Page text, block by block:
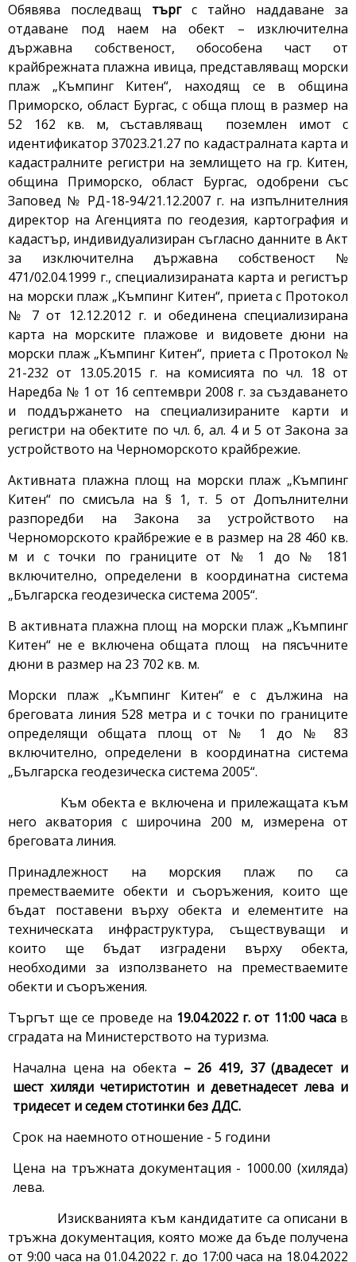
Обявява последващ търгс тайно наддаване за
отдаване под наем на обект – изключителна
държавна собственост, обособена част от
крайбрежната плажна ивица, представляващ морски
плаж „Къмпинг Китен“, находящ се в община
Приморско, област Бургас, с обща площ в размер на
52 162 кв. м, съставляващ поземлен имот с
идентификатор 37023.21.27 по кадастралната карта и
кадастралните регистри на землището на гр. Китен,
община Приморско, област Бургас, одобрени със
Заповед № РД-18-94/21.12.2007 г. на изпълнителния
директор на Агенцията по геодезия, картография и
кадастър, индивидуализиран съгласно данните в Акт
за изключителна държавна собственост №
471/02.04.1999 г., специализираната карта и регистър
на морски плаж „Къмпинг Китен“, приета с Протокол
№ 7 от 12.12.2012 г. и обединена специализирана
карта на морските плажове и видовете дюни на
морски плаж „Къмпинг Китен“, приета с Протокол №
21-232 от 13.05.2015 г. на комисията по чл. 18 от
Наредба № 1 от 16 септември 2008 г. за създаването
и поддържането на специализираните карти и
регистри на обектите по чл. 6, ал. 4 и 5 от Закона за
устройството на Черноморското крайбрежие.
Активната плажна площ на морски плаж „Къмпинг
Китен“ по смисъла на § 1, т. 5 от Допълнителни
разпоредби на Закона за устройството на
Черноморското крайбрежие е в размер на 28 460 кв.
м и с точки по границите от № 1 до № 181
включително, определени в координатна система
„Българска геодезическа система 2005“.
В активната плажна площ на морски плаж „Къмпинг
Китен“ не е включена общата площ на пясъчните
дюни в размер на 23 702 кв. м.
Морски плаж „Къмпинг Китен“ е с дължина на
бреговата линия 528 метра и с точки по границите
определящи общата площ от № 1 до № 83
включително, определени в координатна система
„Българска геодезическа система 2005“.
Към обекта е включена и прилежащата към
него акватория с широчина 200 м, измерена от
бреговата линия.
Принадлежност на морския плаж по са
преместваемите обекти и съоръжения, които ще
бъдат поставени върху обекта и елементите на
техническата инфраструктура, съществуващи и
които ще бъдат изградени върху обекта,
необходими за използването на преместваемите
обекти и съоръжения.
Търгът ще се проведе на 19.04.2022 г. от 11:00 часа в
сградата на Министерството на туризма.
Начална цена на обекта – 26 419, 37 (двадесет и
шест хиляди четиристотин и деветнадесет лева и
тридесет и седем стотинкибез ДДС.
Срок на наемното отношение - 5 години
Цена на тръжната документация - 1000.00 (хиляда)
лева.
Изискванията към кандидатите са описани в
тръжна документация, която може да бъде получена
от 9:00 часа на 01.04.2022 г. до 17:00 часа на 18.04.2022